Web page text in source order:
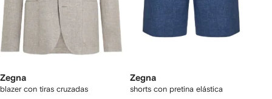
Zegna
blazer con tiras cruzadas
Zegna
shorts con pretina elástica